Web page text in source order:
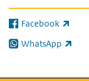
Facebook
(externe link)
WhatsApp
(externe link)